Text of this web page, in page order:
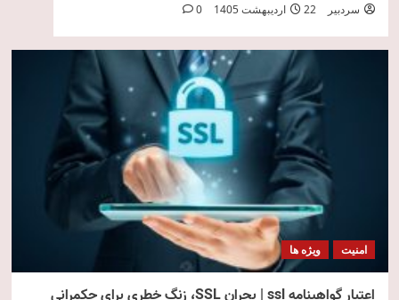
سردبیر 22 اردیبهشت 1405 0
امنیت ویژه ها